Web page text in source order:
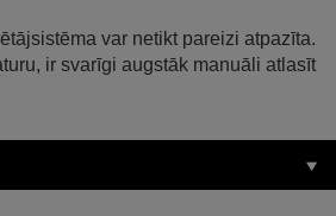
var netikt pareizi atpazīta.
ir svarīgi augstāk manuāli atlasīt